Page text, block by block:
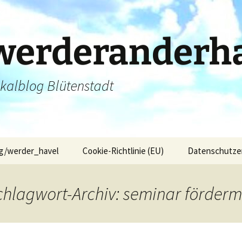
Blütenstadt
werder_havel Cookie-Richtlinie (EU)
Archiv: seminar